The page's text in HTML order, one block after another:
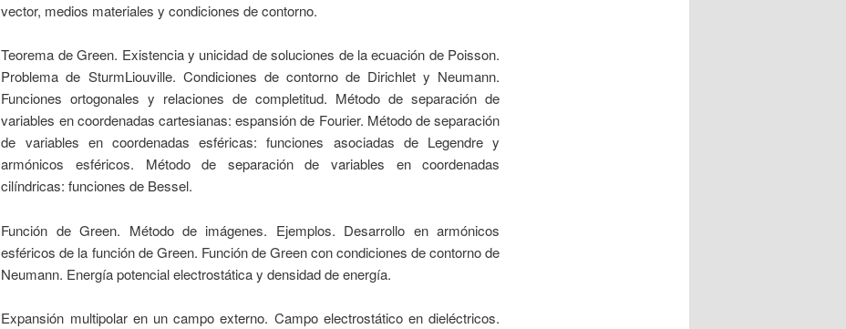
vector, medios materiales y condiciones de contorno.
Teorema de Green. Existencia y unicidad de soluciones de la ecuación de Poisson.
Problema de Sturm­Liouville. Condiciones de contorno de Dirichlet y Neumann.
Funciones ortogonales y relaciones de completitud. Método de separación de
variables en coordenadas cartesianas: espansión de Fourier. Método de separación
de variables en coordenadas esféricas: funciones asociadas de Legendre y
armónicos esféricos. Método de separación de variables en coordenadas
cilíndricas: funciones de Bessel.
Función de Green. Método de imágenes. Ejemplos. Desarrollo en armónicos
esféricos de la función de Green. Función de Green con condiciones de contorno de
Neumann. Energía potencial electrostática y densidad de energía.
Expansión multipolar en un campo externo. Campo electrostático en dieléctricos.